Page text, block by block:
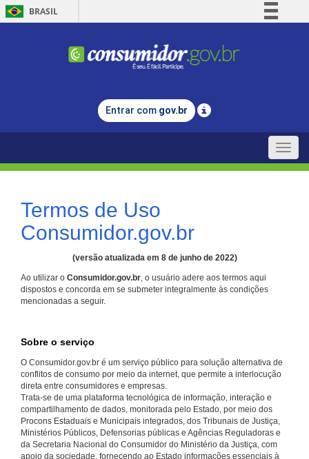
BRASIL
Comunica BR
Legislação
Entrar com gov.br
Toggle
Termos de Uso
Consumidor.gov.br
(versão atualizada em 8 de junho de 2022)
Ao utilizar o Consumidor.gov.br, o usuário adere aos termos aqui
dispostos e concorda em se submeter integralmente às condições
mencionadas a seguir.
Sobre o serviço
O Consumidor.gov.br é um serviço público para solução alternativa de
conflitos de consumo por meio da internet, que permite a interlocução
direta entre consumidores e empresas.
Trata-se de uma plataforma tecnológica de informação, interação e
compartilhamento de dados, monitorada pelo Estado, por meio dos
Procons Estaduais e Municipais integrados, dos Tribunais de Justiça,
Ministérios Públicos, Defensorias públicas e Agências Reguladoras e
da Secretaria Nacional do Consumidor do Ministério da Justiça, com
apoio da sociedade, fornecendo ao Estado informações essenciais à